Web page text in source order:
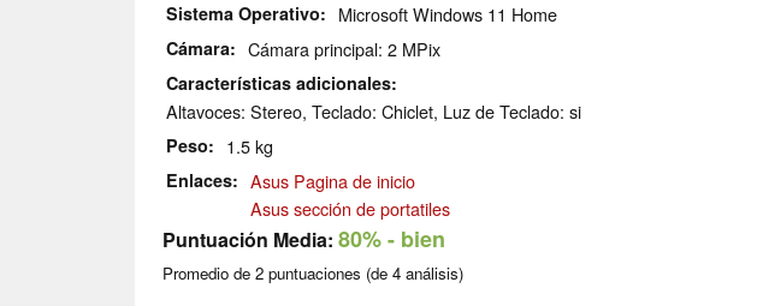
Sistema Operativo Microsoft Windows 11 Home
Cámara Cámara principal: 2 MPix
Características adicionales
Altavoces: Stereo, Teclado: Chiclet, Luz de Teclado: si
Peso 1.5 kg
Enlaces
Asus Pagina de inicio
Asus sección de portatiles
Puntuación Media: 80%- bien
Promedio de 2 puntuaciones (de 4 análisis)